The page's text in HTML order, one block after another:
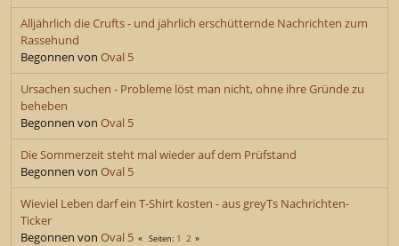
Alljährlich die Crufts - und jährlich erschütternde Nachrichten zum
Rassehund
Begonnen von Oval 5
Ursachen suchen - Probleme löst man nicht, ohne ihre Gründe zu
beheben
Begonnen von Oval 5
Die Sommerzeit steht mal wieder auf dem Prüfstand
Begonnen von Oval 5
Wieviel Leben darf ein T-Shirt kosten - aus greyTs Nachrichten-
Ticker
Begonnen von Oval 5 Seiten 1 2